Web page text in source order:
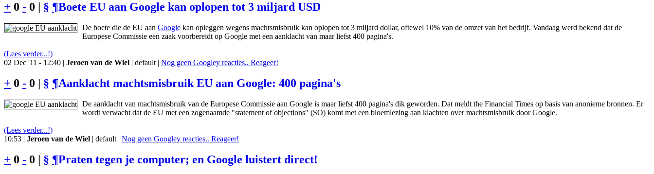
+ 0 - 0 | § ¶Boete EU aan Google kan oplopen tot 3 miljard USD
De boete die de EU aan Google kan opleggen wegens machtsmisbruik kan oplopen tot 3 miljard dollar, oftewel 10% van de omzet van het bedrijf. Vandaag werd bekend dat de
Europese Commissie een zaak voorbereidt op Google met een aanklacht van maar liefst 400 pagina's.
(Lees verder...!)
02 Dec '11 - 12:40 | Jeroen van de Wiel | default | Nog geen Googley reacties.. Reageer!
+ 0 - 0 | § ¶Aanklacht machtsmisbruik EU aan Google: 400 pagina's
De aanklacht van machtsmisbruik van de Europese Commissie aan Google is maar liefst 400 pagina's dik geworden. Dat meldt the Financial Times op basis van anonieme bronnen. Er
wordt verwacht dat de EU met een zogenaamde "statement of objections" (SO) komt met een bloemlezing aan klachten over machtsmisbruik door Google.
(Lees verder...!)
10:53 | Jeroen van de Wiel | default | Nog geen Googley reacties.. Reageer!
+ 0 - 0 | § ¶Praten tegen je computer; en Google luistert direct!